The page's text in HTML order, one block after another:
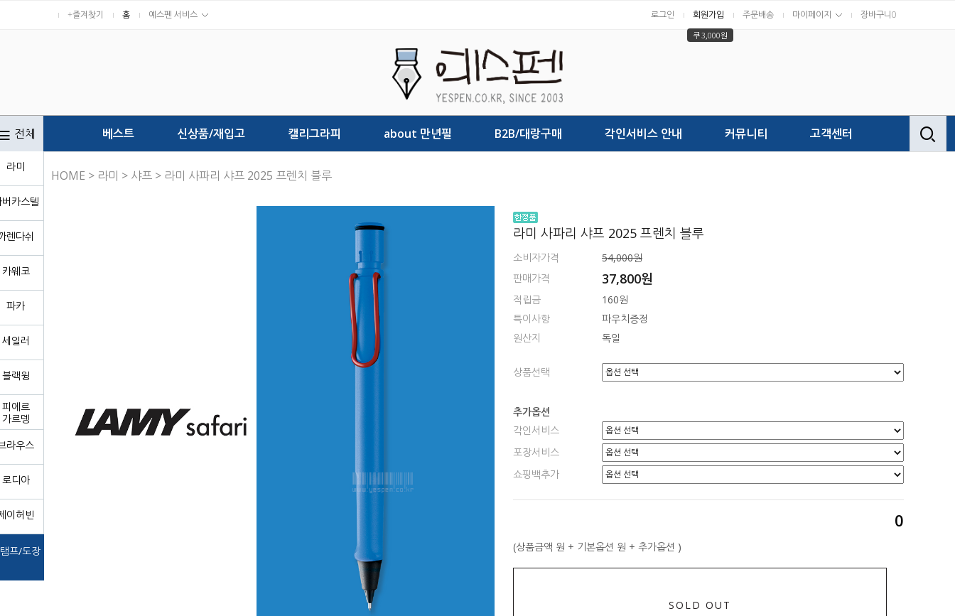
+즐겨찾기 홈 예스펜 서비스 로그인 회원가입
쿠 3,000원
주문배송 마이페이지 장바구니0
전체
라미
카스텔
렌다쉬
카웨코
파카
세일러
블랙윙
피에르
가르뎅
라우스
로디아
이허빈
프/도장
베스트 신상품/재입고 캘리그라피 about 만년필 B2B/대랑구매 각인서비스 안내 커뮤니티 고객센터
HOME > 라미 > 샤프 > 라미 사파리 샤프 2025 프렌치 블루
라미 사파리 샤프 2025 프렌치 블루
소비자가격
54,000원
판매가격
37,800원
적립금
160원
특이사항
파우치증정
원산지
독일
상품선택
추가옵션
각인서비스
포장서비스
쇼핑백추가
0
(상품금액 원 + 기본옵션 원 + 추가옵션 )
SOLD OUT